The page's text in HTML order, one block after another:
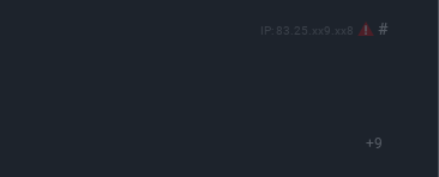
IP: 83.25.xx9.xx8 #
+9